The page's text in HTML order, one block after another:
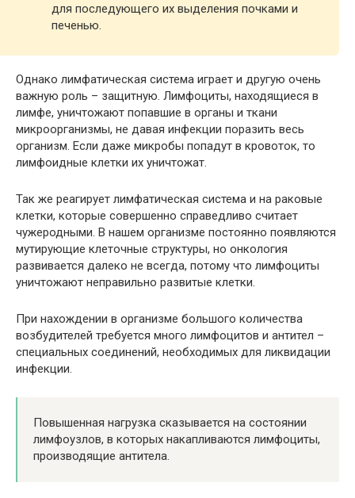
для последующего их выделения почками и
печенью.
Однако лимфатическая система играет и другую очень
важную роль – защитную. Лимфоциты, находящиеся в
лимфе, уничтожают попавшие в органы и ткани
микроорганизмы, не давая инфекции поразить весь
организм. Если даже микробы попадут в кровоток, то
лимфоидные клетки их уничтожат.
Так же реагирует лимфатическая система и на раковые
клетки, которые совершенно справедливо считает
чужеродными. В нашем организме постоянно появляются
мутирующие клеточные структуры, но онкология
развивается далеко не всегда, потому что лимфоциты
уничтожают неправильно развитые клетки.
При нахождении в организме большого количества
возбудителей требуется много лимфоцитов и антител –
специальных соединений, необходимых для ликвидации
инфекции.
Повышенная нагрузка сказывается на состоянии
лимфоузлов, в которых накапливаются лимфоциты,
производящие антитела.